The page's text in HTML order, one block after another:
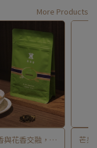
More Products
與花香交融，清
芒果